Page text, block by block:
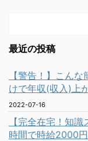
最近の投稿
【警告！】こん
けで年収(収入)上
2022-07-16
【完全在宅！知
時間で時給2000